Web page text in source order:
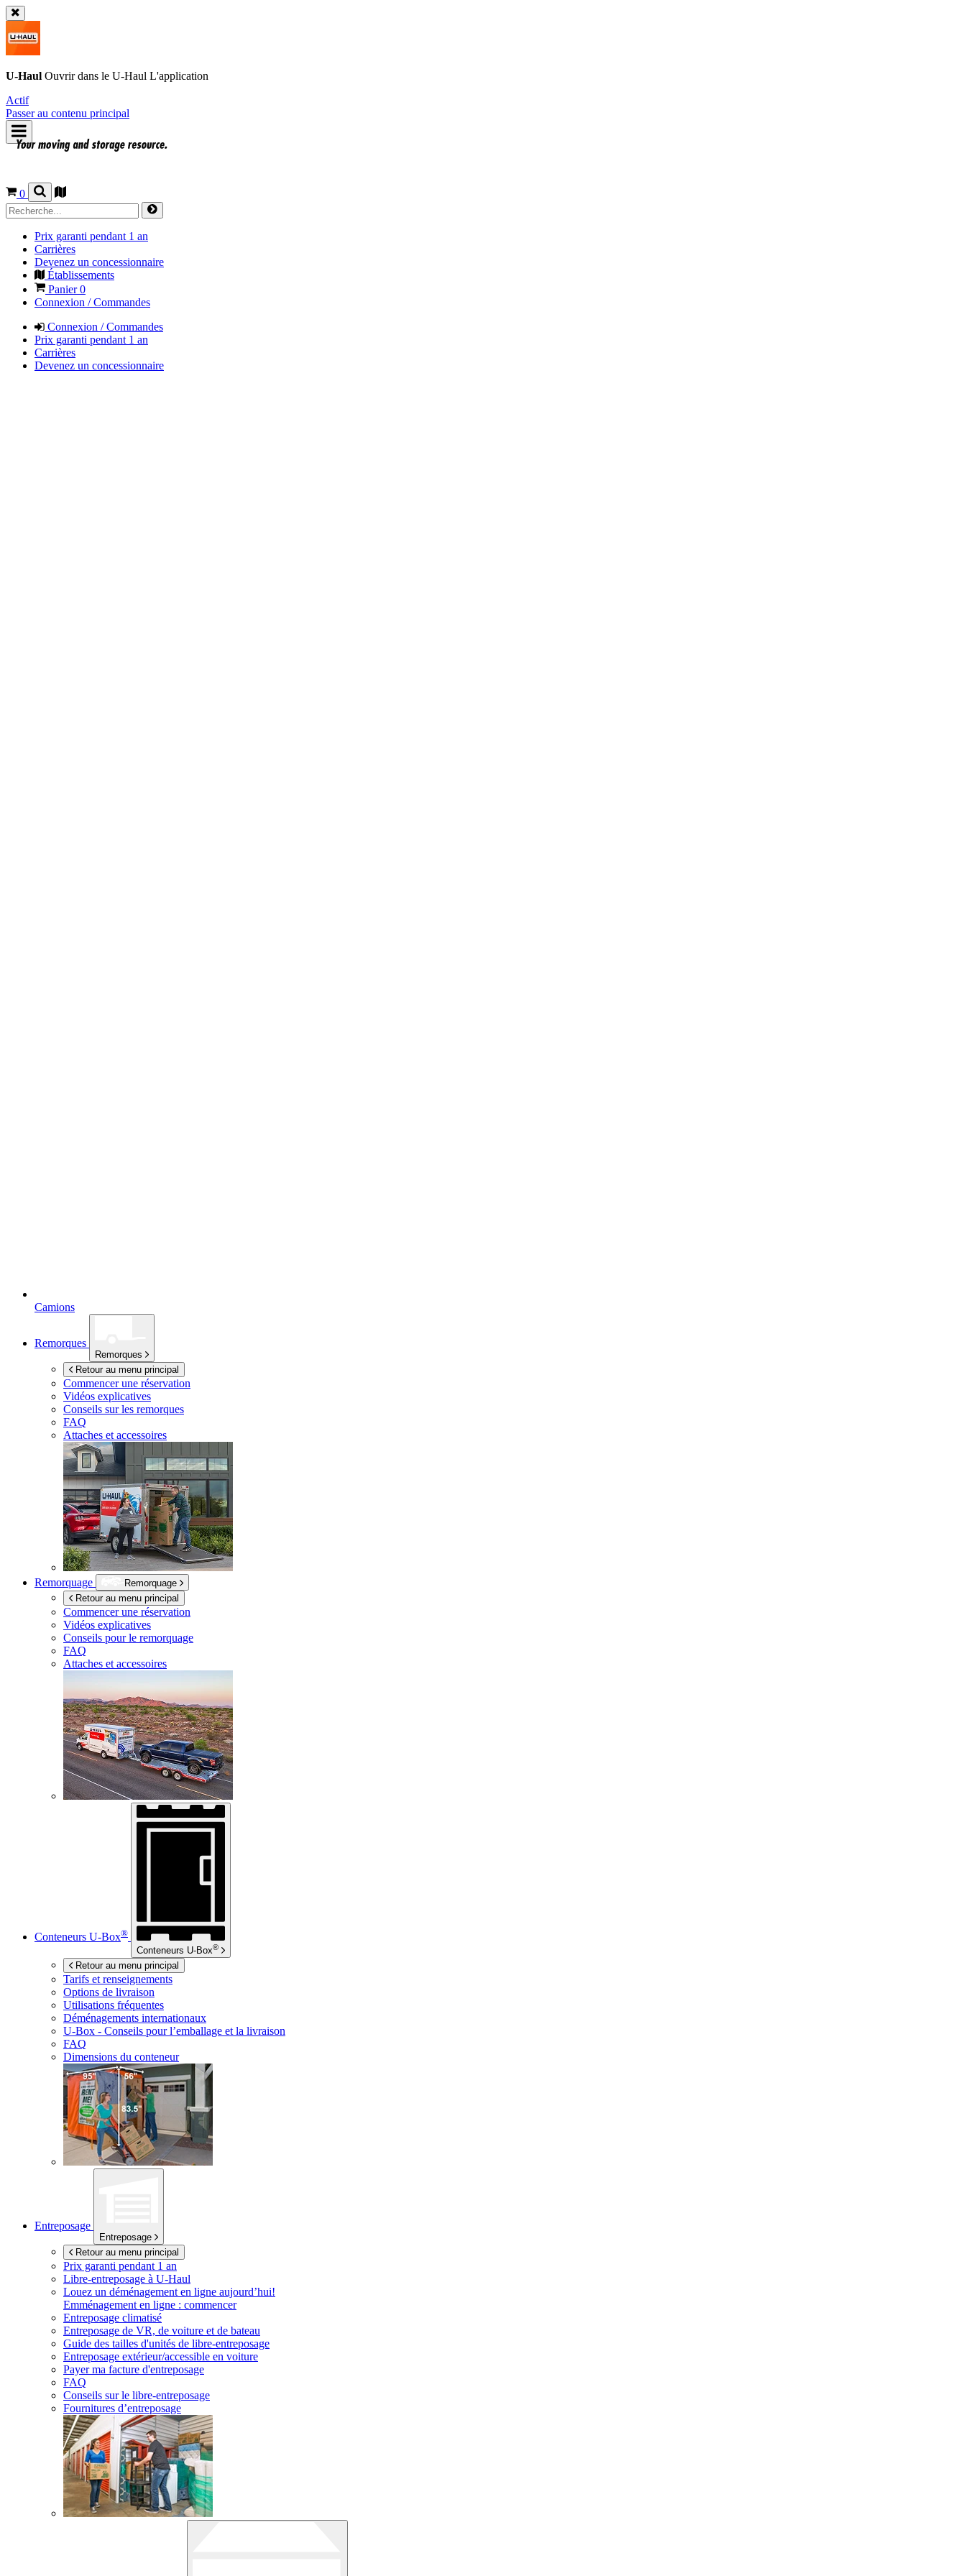
U-Haul Ouvrir dans le U-Haul L'application
Actif
Passer au contenu principal
0
Prix garanti pendant 1 an
Carrières
Devenez un concessionnaire
Établissements
Panier0
Connexion / Commandes
Connexion / Commandes
Prix garanti pendant 1 an
Carrières
Devenez un concessionnaire
Camions
Remorques
Remorques
Retour au menu principal
Commencer une réservation
Vidéos explicatives
Conseils sur les remorques
FAQ
Attaches et accessoires
Remorquage
Remorquage
Retour au menu principal
Commencer une réservation
Vidéos explicatives
Conseils pour le remorquage
FAQ
Attaches et accessoires
Conteneurs U-Box®
Conteneurs U-Box®
Retour au menu principal
Tarifs et renseignements
Options de livraison
Utilisations fréquentes
Déménagements internationaux
U-Box - Conseils pour l’emballage et la livraison
FAQ
Dimensions du conteneur
Entreposage
Entreposage
Retour au menu principal
Prix garanti pendant 1 an
Libre-entreposage à U-Haul
Louez un déménagement en ligne aujourd’hui!
Emménagement en ligne : commencer
Entreposage climatisé
Entreposage de VR, de voiture et de bateau
Guide des tailles d'unités de libre-entreposage
Entreposage extérieur/accessible en voiture
Payer ma facture d'entreposage
FAQ
Conseils sur le libre-entreposage
Fournitures d’entreposage